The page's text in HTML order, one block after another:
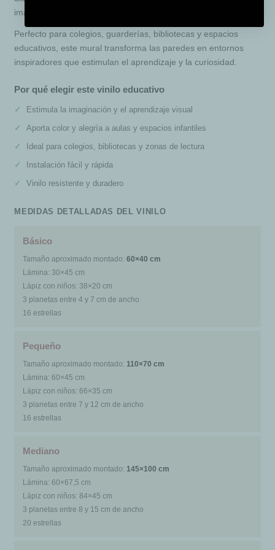
imaginación y creatividad.
Perfecto para colegios, guarderías, bibliotecas y espacios
educativos, este mural transforma las paredes en entornos
inspiradores que estimulan el aprendizaje y la curiosidad.
Por qué elegir este vinilo educativo
Estimula la imaginación y el aprendizaje visual
Aporta color y alegría a aulas y espacios infantiles
Ideal para colegios, bibliotecas y zonas de lectura
Instalación fácil y rápida
Vinilo resistente y duradero
MEDIDAS DETALLADAS DEL VINILO
Básico
Tamaño aproximado montado:60×40 cm
Lámina: 30×45 cm
Lápiz con niños: 38×20 cm
3 planetas entre 4 y 7 cm de ancho
16 estrellas
Pequeño
Tamaño aproximado montado: 110×70 cm
Lámina: 60×45 cm
Lápiz con niños: 66×35 cm
3 planetas entre 7 y 12 cm de ancho
16 estrellas
Mediano
Tamaño aproximado montado: 145×100 cm
Lámina: 60×67,5 cm
Lápiz con niños: 84×45 cm
3 planetas entre 8 y 15 cm de ancho
20 estrellas